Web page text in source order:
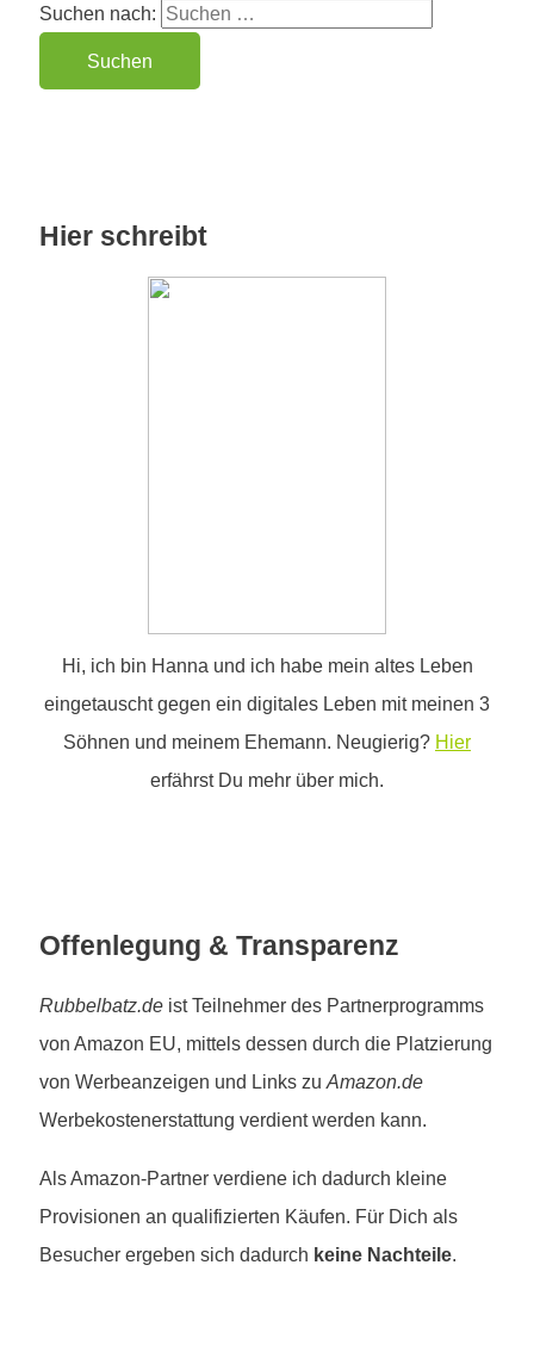
Suchen nach:
Hier schreibt
Hi, ich bin Hanna und ich habe mein altes Leben
eingetauscht gegen ein digitales Leben mit meinen 3
Söhnen und meinem Ehemann. Neugierig? Hier
erfährst Du mehr über mich.
Offenlegung & Transparenz
Rubbelbatz.de ist Teilnehmer des Partnerprogramms
von Amazon EU, mittels dessen durch die Platzierung
von Werbeanzeigen und Links zuAmazon.de
Werbekostenerstattung verdient werden kann.
Als Amazon-Partner verdiene ich dadurch kleine
Provisionen an qualifizierten Käufen. Für Dich als
Besucher ergeben sich dadurch keine Nachteile.